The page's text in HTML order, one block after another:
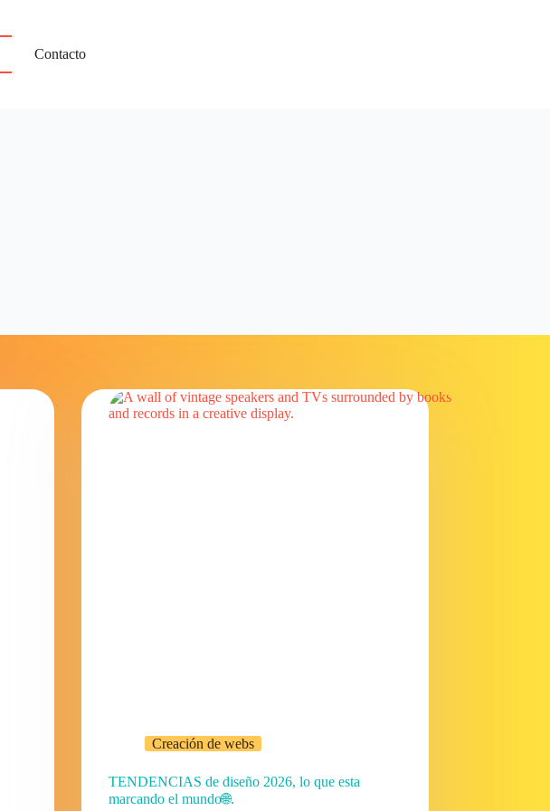
Contacto
Creación de webs
TENDENCIAS de diseño 2026, lo que esta
marcando el mundo🌐.